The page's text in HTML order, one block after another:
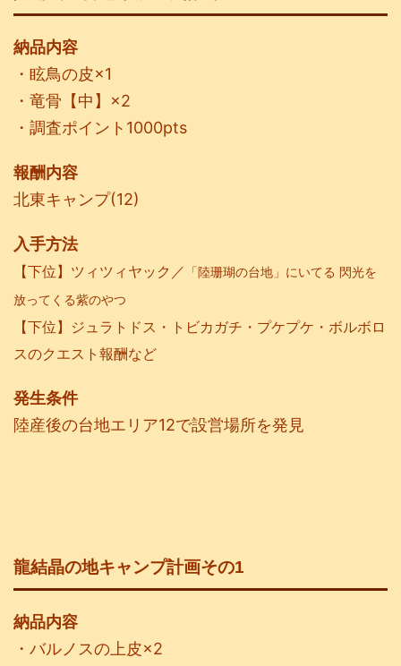
納品内容
・眩鳥の皮×1
・竜骨【中】×2
・調査ポイント1000pts
報酬内容
北東キャンプ(12)
入手方法
【下位】ツィツィヤック／ 「陸珊瑚の台地」にいてる 閃光を
放ってくる紫のやつ
【下位】ジュラトドス・トビカガチ・プケプケ・ボルボロ
スのクエスト報酬など
発生条件
陸産後の台地エリア12で設営場所を発見
龍結晶の地キャンプ計画その1
納品内容
・バルノスの上皮×2